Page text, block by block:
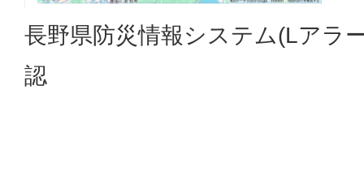
長野県防災情報システム(Lアラ
認